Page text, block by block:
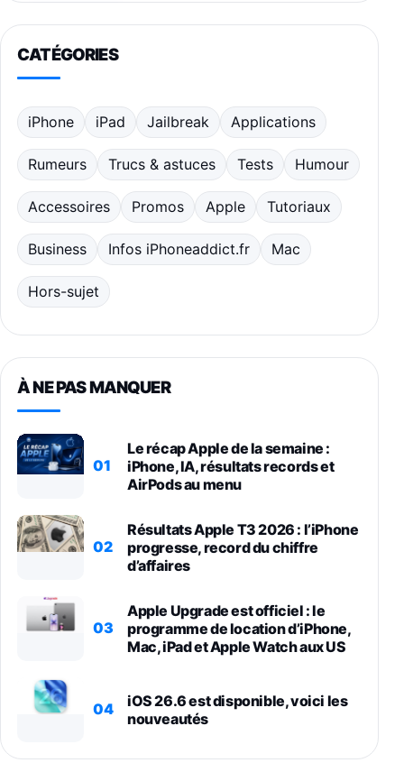
CATÉGORIES
iPhone iPad Jailbreak Applications
Rumeurs Trucs & astuces Tests Humour
Accessoires Promos Apple Tutoriaux
Business Infos iPhoneaddict.fr Mac
Hors-sujet
À NE PAS MANQUER
01
Le récap Apple de la semaine :
iPhone, IA, résultats records et
AirPods au menu
02
Résultats Apple T3 2026 : l’iPhone
progresse, record du chiffre
d’affaires
03
Apple Upgrade est officiel : le
programme de location d’iPhone,
Mac, iPad et Apple Watch aux US
04
iOS 26.6 est disponible, voici les
nouveautés